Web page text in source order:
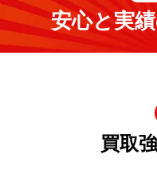
安心と実
買取